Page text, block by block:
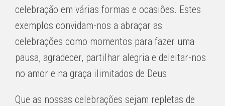
celebração em várias formas e ocasiões. Estes
exemplos convidam-nos a abraçar as
celebrações como momentos para fazer uma
pausa, agradecer, partilhar alegria e deleitar-nos
no amor e na graça ilimitados de Deus.
Que as nossas celebrações sejam repletas de